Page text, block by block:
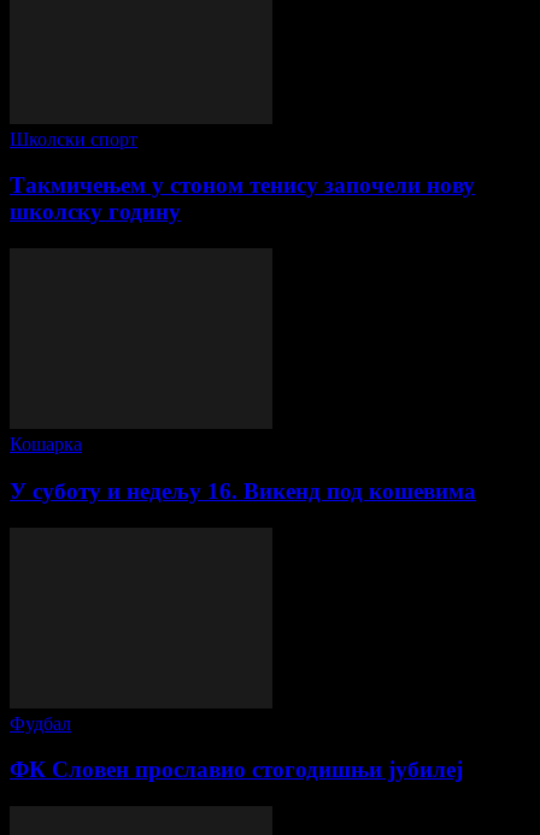
Школски спорт
Такмичењем у стоном тенису започели нову
школску годину
Кошарка
У суботу и недељу 16. Викенд под кошевима
Фудбал
ФК Словен прославио стогодишњи јубилеј